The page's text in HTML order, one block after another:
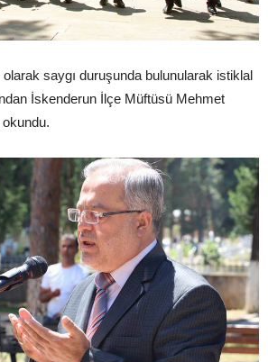
saygı duruşunda bulunularak istiklal
İskenderun İlçe Müftüsü Mehmet
okundu.